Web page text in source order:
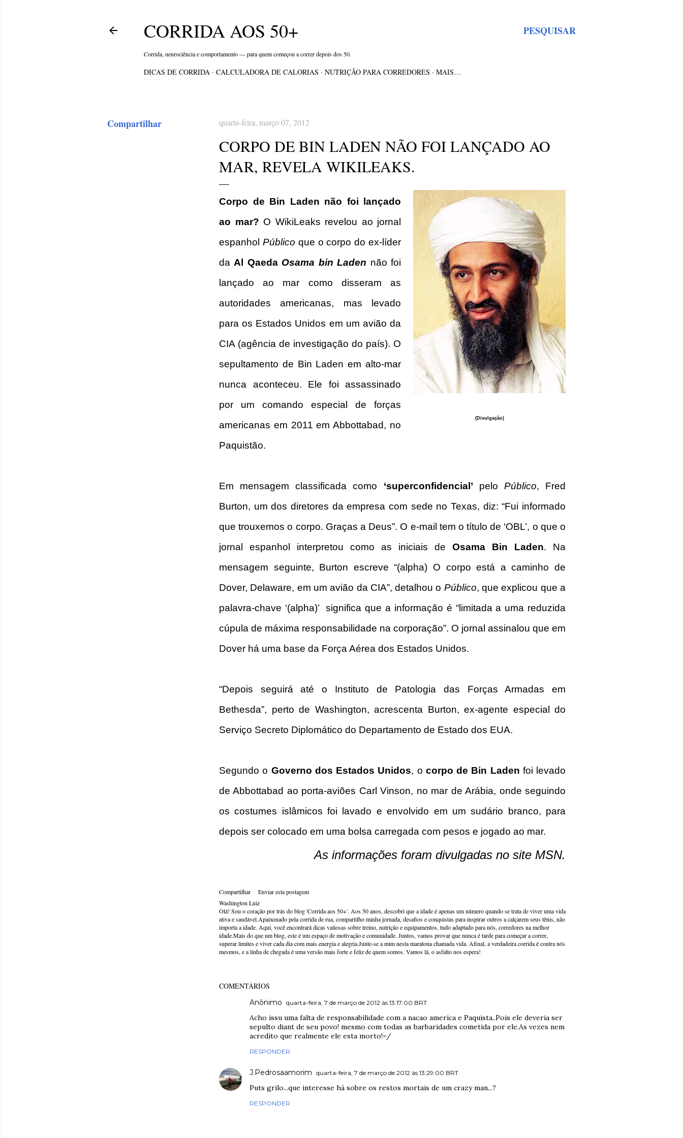
PESQUISAR
CORRIDA AOS 50+
Corrida, neurociência e comportamento — para quem começou a correr depois dos 50.
DICAS DE CORRIDA CALCULADORA DE CALORIAS NUTRIÇÃO PARA CORREDORES MAIS…
Compartilhar quarta-feira, março 07, 2012
CORPO DE BIN LADEN NÃO FOI LANÇADO AO
MAR, REVELA WIKILEAKS.
(Divulgação)
Corpo de Bin Laden não foi lançado
ao mar? O WikiLeaks revelou ao jornal
espanhol Público que ocorpo do ex-líder
da Al Qaeda Osama bin Laden não foi
lançado ao mar como disseram as
autoridades americanas, mas levado
para os Estados Unidos em um avião da
CIA (agência de investigação do país). O
sepultamento de Bin Laden em alto-mar
nunca aconteceu. Ele foi assassinado
por um comando especial de forças
americanas em 2011 em Abbottabad, no
Paquistão.
Em mensagem classificada como ‘superconfidencial’ pelo Público, Fred
Burton, um dos diretores da empresa com sede no Texas, diz: “Fui informado
que trouxemos o corpo. Graças a Deus”. O e-mail tem o título de ‘OBL’, o que o
jornal espanhol interpretou como as iniciais de Osama Bin Laden. Na
mensagem seguinte, Burton escreve “(alpha) O corpo está a caminho de
Dover, Delaware, em um avião da CIA”, detalhou o Público, que explicou que a
palavra-chave ‘(alpha)’ significa que a informação é “limitada a uma reduzida
cúpula de máxima responsabilidade na corporação”. O jornal assinalou que em
Dover há uma base da Força Aérea dos Estados Unidos.
“Depois seguirá até o Instituto de Patologia das Forças Armadas em
Bethesda”, perto de Washington, acrescenta Burton, ex-agente especial do
Serviço Secreto Diplomático do Departamento de Estado dos EUA.
Segundo o Governo dos Estados Unidos, o corpo de Bin Laden foi levado
de Abbottabad ao porta-aviões Carl Vinson, no mar de Arábia, onde seguindo
os costumes islâmicos foi lavado e envolvido em um sudário branco, para
depois ser colocado em uma bolsa carregada com pesos e jogado ao mar.
As informações foram divulgadas no site MSN.
Compartilhar
Enviar esta postagem
Washington Luiz
Olá! Sou o coração por trás do blog 'Corrida aos 50+'. Aos 50 anos, descobri que a idade é apenas um número quando se trata de viver uma vida
ativa e saudável.Apaixonado pela corrida de rua, compartilho minha jornada, desafios e conquistas para inspirar outros a calçarem seus tênis, não
importa a idade. Aqui, você encontrará dicas valiosas sobre treino, nutrição e equipamentos, tudo adaptado para nós, corredores na melhor
idade.Mais do que um blog, este é um espaço de motivação e comunidade. Juntos, vamos provar que nunca é tarde para começar a correr,
superar limites e viver cada dia com mais energia e alegria.Junte-se a mim nesta maratona chamada vida. Afinal, a verdadeira corrida é contra nós
mesmos, e a linha de chegada é uma versão mais forte e feliz de quem somos. Vamos lá, o asfalto nos espera!
COMENTÁRIOS
Anônimo quarta-feira, 7 de março de 2012 às 13:17:00 BRT
Acho issu uma falta de responsabilidade com a nacao america e Paquista..Pois ele deveria ser
sepulto diant de seu povo! mesmo com todas as barbaridades cometida por ele.As vezes nem
acredito que realmente ele esta morto!=/
RESPONDER
J.Pedrosaamorim quarta-feira, 7 de março de 2012 às 13:29:00 BRT
Puts grilo...que interesse há sobre os restos mortais de um crazy man...?
RESPONDER